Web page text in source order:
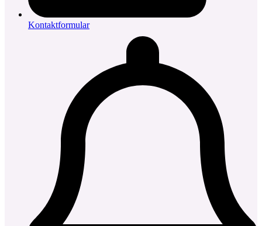
Kontaktformular